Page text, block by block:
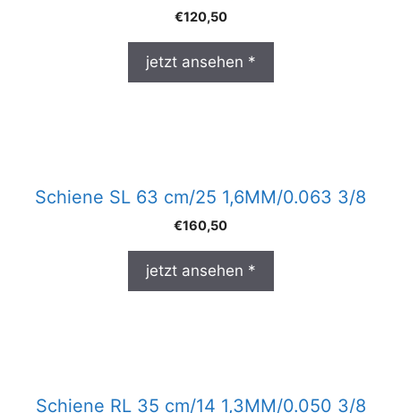
€120,50
jetzt ansehen *
Schiene SL 63 cm/25 1,6MM/0.063 3/8
€160,50
jetzt ansehen *
Schiene RL 35 cm/14 1,3MM/0.050 3/8